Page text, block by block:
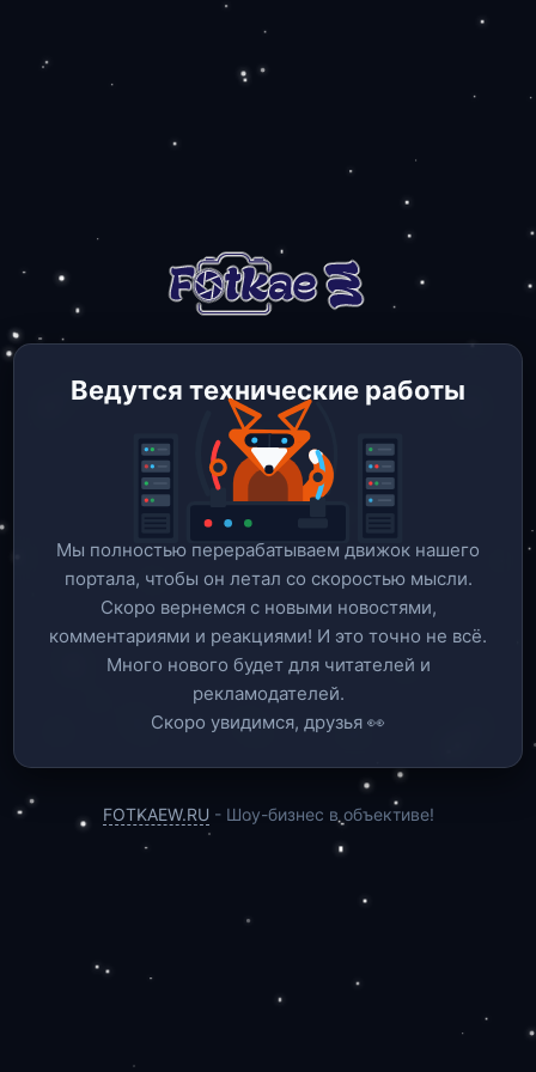
Ведутся технические работы
Мы полностью перерабатываем движок нашего
портала, чтобы он летал со скоростью мысли.
Скоро вернемся c новыми новостями,
комментариями и реакциями! И это точно не всё.
Много нового будет для читателей и
рекламодателей.
Скоро увидимся, друзья 👀
FOTKAEW.RU - Шоу-бизнес в объективе!